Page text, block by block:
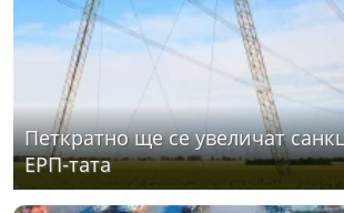
Петкратно ще се увеличат
ЕРП-тата